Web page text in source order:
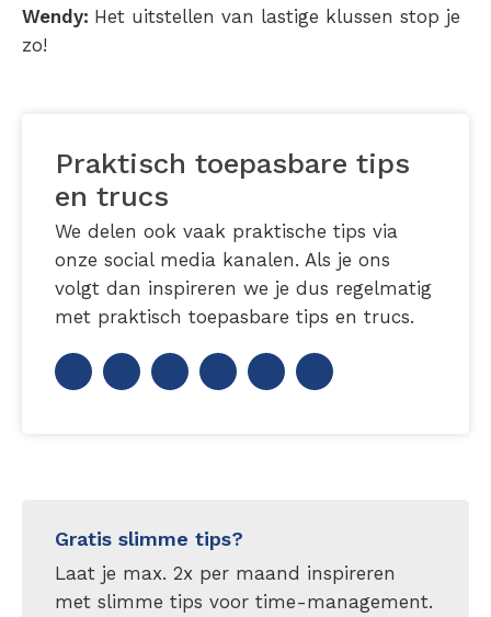
Wendy: Het uitstellen van lastige klussen stop je
zo!
Praktisch toepasbare tips
en trucs
We delen ook vaak praktische tips via
onze social media kanalen. Als je ons
volgt dan inspireren we je dus regelmatig
met praktisch toepasbare tips en trucs.
Gratis slimme tips?
Laat je max. 2x per maand inspireren
met slimme tips voor time-management.